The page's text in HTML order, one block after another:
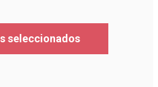
seleccionados